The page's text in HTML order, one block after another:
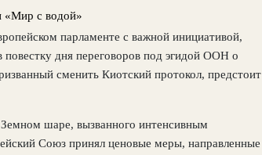
«Мир с водой»
парламенте с важной инициативой,
дня переговоров под эгидой ООН о
сменить Киотский протокол, предстоит
шаре, вызванного интенсивным
Союз принял ценовые меры, направленные